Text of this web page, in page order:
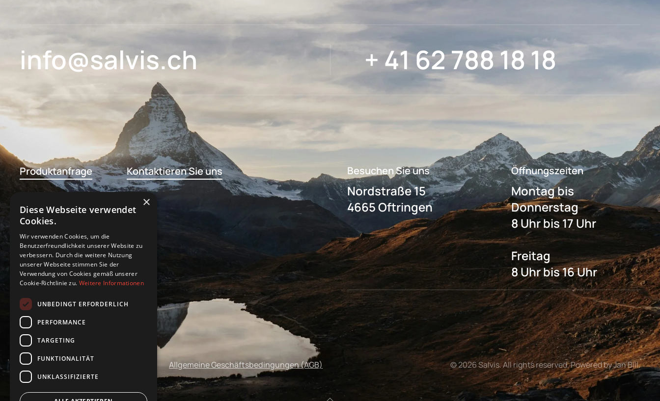
info@salvis.ch + 41 62 788 18 18
Produktanfrage Kontaktieren Sie uns Besuchen Sie uns
Nordstraße 15
4665 Oftringen
Öffnungszeiten
Montag bis
Donnerstag
8 Uhr bis 17 Uhr
Freitag
8 Uhr bis 16 Uhr
Impressum Allgemeine Geschäftsbedingungen (AGB) ©2026Salvis. All rights reserved. Powered by Jan Bill.
×
Diese Webseite verwendet
Cookies.
Wir verwenden Cookies, um die
Benutzerfreundlichkeit unserer Website zu
verbessern. Durch die weitere Nutzung
unserer Webseite stimmen Sie der
Verwendung von Cookies gemäß unserer
Cookie-Richtlinie zu. Weitere Informationen
UNBEDINGT ERFORDERLICH
PERFORMANCE
TARGETING
FUNKTIONALITÄT
UNKLASSIFIZIERTE